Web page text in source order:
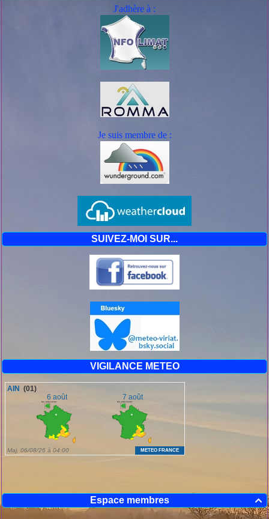
J'adhère à :
Je suis membre de :
SUIVEZ-MOI SUR...
VIGILANCE METEO

Espace membres